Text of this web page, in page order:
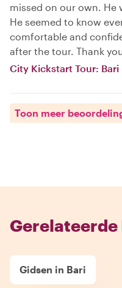
missed on our own. He
He seemed to know
comfortable and
after the tour. Thank
City Kickstart Tour: Bari
Toon meer
Gerelateerde
Gidsen in Bari